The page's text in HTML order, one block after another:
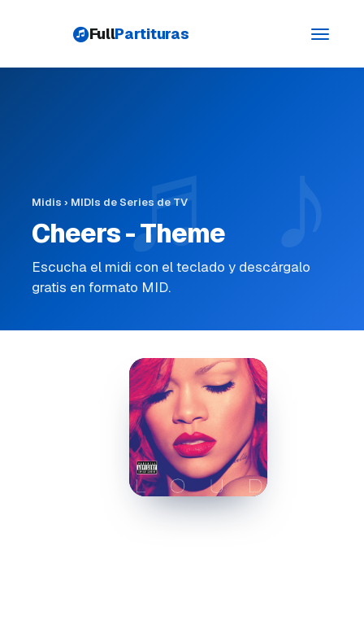
Toggle
FullPartituras
Midis › MIDIs de Series de TV
Cheers - Theme
Escucha el midi con el teclado y descárgalo
gratis en formato MID.